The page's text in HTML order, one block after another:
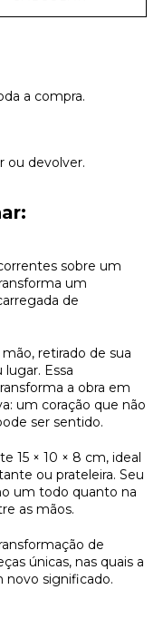
a compra.
ou devolver.
sobre um
um
de
retirado de sua
Essa
a obra em
um coração que não
ser sentido.
15 × 10 × 8 cm, ideal
ou prateleira. Seu
um todo quanto na
as mãos.
de
únicas, nas quais a
novo significado.